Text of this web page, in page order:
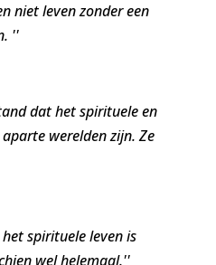
niet leven zonder een
''
dat het spirituele en
werelden zijn. Ze
spirituele leven is
wel helemaal.''